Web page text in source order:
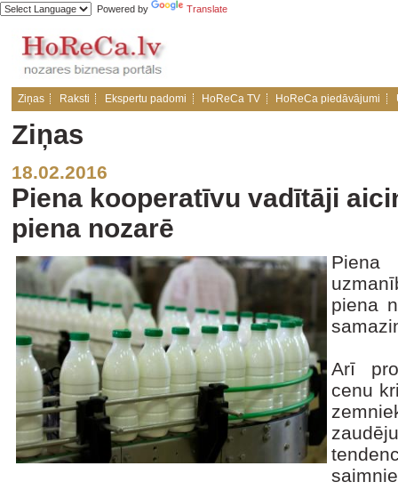
Powered by Translate
Ziņas Raksti Ekspertu padomi HoReCa TV HoReCa piedāvājumi
Ziņas
18.02.2016
Piena kooperatīvu vadītāji
piena nozarē
piena
Arī
cenu